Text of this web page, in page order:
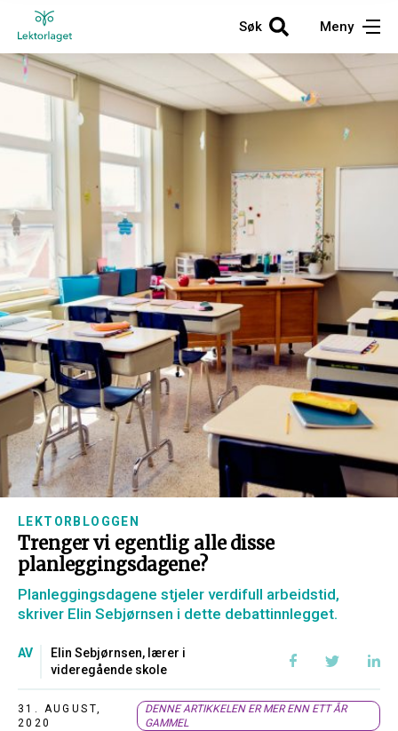
Søk Meny
LEKTORBLOGGEN
Trenger vi egentlig alle disse
planleggingsdagene?
Planleggingsdagene stjeler verdifull arbeidstid,
skriver Elin Sebjørnsen i dette debattinnlegget.
AV
Elin Sebjørnsen, lærer i
videregående skole
31. AUGUST,
2020
DENNE ARTIKKELEN ER MER ENN ETT ÅR
GAMMEL